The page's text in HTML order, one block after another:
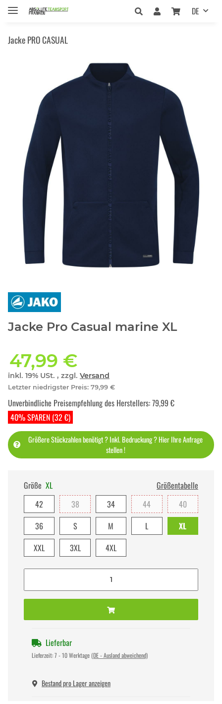
DE
Jacke PRO CASUAL
Jacke Pro Casual marine XL
47,99 €
inkl. 19% USt. , zzgl. Versand
Letzter niedrigster Preis: 79,99 €
40% SPAREN (32 €)
Unverbindliche Preisempfehlung des Herstellers:79,99 €
Größere Stückzahlen benötigt ? Inkl. Bedruckung ? Hier Ihre Anfrage
stellen !
Größe XL
Größentabelle
42
38 34 44
40
36
S M L
XL
XXL
3XL 4XL
Lieferbar
Lieferzeit:7 - 10 Werktage (DE - Ausland abweichend)
Bestand pro Lager anzeigen